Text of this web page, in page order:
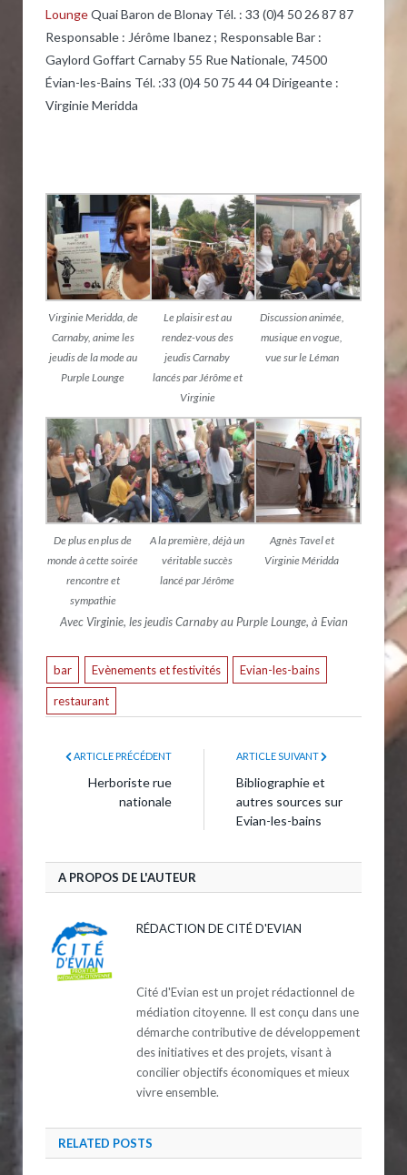
LoungeQuai Baron de Blonay Tél. : 33 (0)4 50 26 87 87
Responsable : Jérôme Ibanez ; Responsable Bar :
Gaylord Goffart Carnaby 55 Rue Nationale, 74500
Évian-les-Bains Tél. :33 (0)4 50 75 44 04 Dirigeante :
Virginie Meridda
Virginie Meridda, de
Carnaby, anime les
jeudis de la mode au
Purple Lounge
Le plaisir est au
rendez-vous des
jeudis Carnaby
lancés par Jérôme et
Virginie
Discussion animée,
musique en vogue,
vue sur le Léman
De plus en plus de
monde à cette soirée
rencontre et
sympathie
A la première, déjà un
véritable succès
lancé par Jérôme
Agnès Tavel et
Virginie Méridda
Avec Virginie, les jeudis Carnaby au Purple Lounge, à Evian
bar Evènements et festivités Evian-les-bains
restaurant
ARTICLE PRÉCÉDENT
Herboriste rue
nationale
ARTICLE SUIVANT
Bibliographie et
autres sources sur
Evian-les-bains
A PROPOS DE L'AUTEUR
RÉDACTION DE CITÉ D'EVIAN
Cité d'Evian est un projet rédactionnel de
médiation citoyenne. Il est conçu dans une
démarche contributive de développement
des initiatives et des projets, visant à
concilier objectifs économiques et mieux
vivre ensemble.
RELATED POSTS